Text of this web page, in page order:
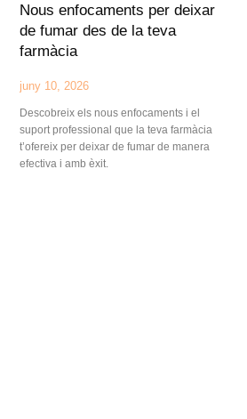
Nous enfocaments per deixar
de fumar des de la teva
farmàcia
juny 10, 2026
Descobreix els nous enfocaments i el
suport professional que la teva farmàcia
t’ofereix per deixar de fumar de manera
efectiva i amb èxit.